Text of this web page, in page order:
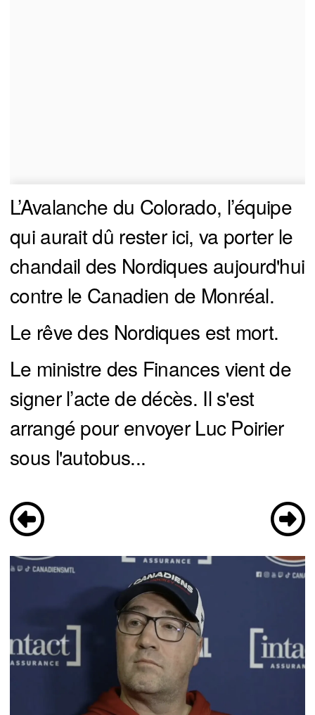
L’Avalanche du Colorado, l’équipe
qui aurait dû rester ici, va porter le
chandail des Nordiques aujourd'hui
contre le Canadien de Monréal.
Le rêve des Nordiques est mort.
Le ministre des Finances vient de
signer l’acte de décès. Il s'est
arrangé pour envoyer Luc Poirier
sous l'autobus...